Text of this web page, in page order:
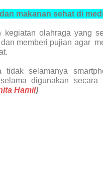
makanan sehat di
olahraga yang
memberi pujian agar
selamanya
digunakan secara
Hamil)